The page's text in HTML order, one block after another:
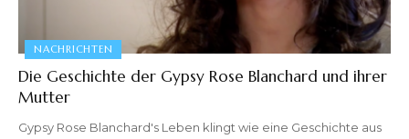
NACHRICHTEN
Die Geschichte der Gypsy Rose Blanchard und ihrer
Mutter
Gypsy Rose Blanchard's Leben klingt wie eine Geschichte aus